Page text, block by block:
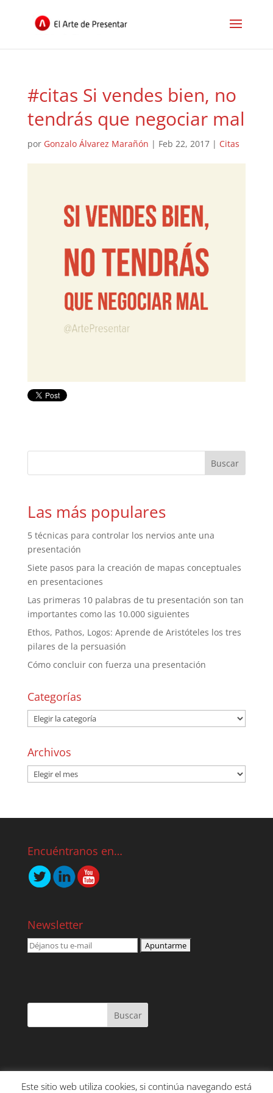
#citas Si vendes bien, no
tendrás que negociar mal
por Gonzalo Álvarez Marañón | Feb 22, 2017| Citas
Las más populares
5 técnicas para controlar los nervios ante una
presentación
Siete pasos para la creación de mapas conceptuales
en presentaciones
Las primeras 10 palabras de tu presentación son tan
importantes como las 10.000 siguientes
Ethos, Pathos, Logos: Aprende de Aristóteles los tres
pilares de la persuasión
Cómo concluir con fuerza una presentación
Categorías
Archivos
Encuéntranos en…
Newsletter
Este sitio web utiliza cookies, si continúa navegando está